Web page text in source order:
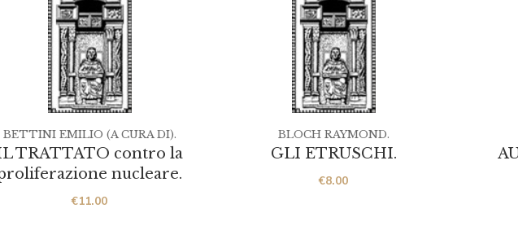
TRATTATO contro la
nucleare.
€11.00
BETTINI EMILIO (A CURA DI).
GLI ETRUSCHI.
€8.00
BLOCH RAYMOND.